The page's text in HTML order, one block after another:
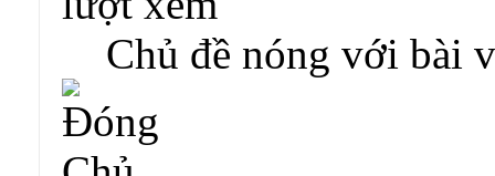
Chủ đề nóng với bài